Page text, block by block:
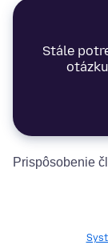
Stále
Prispôsobenie